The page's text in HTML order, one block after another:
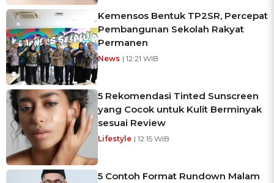
Kemensos Bentuk TP2SR, Percepat
Pembangunan Sekolah Rakyat
Permanen
News | 12:21 WIB
5 Rekomendasi Tinted Sunscreen
yang Cocok untuk Kulit Berminyak
sesuai Review
Lifestyle | 12:15 WIB
5 Contoh Format Rundown Malam